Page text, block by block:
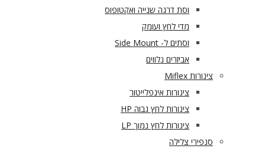
וסת דרגה שנייה ואקטופוס
מדי לחץ ועומק
וסתים ל- Side Mount
אביזרים נלווים
צינורות Miflex
צינורות אינפלייטור
צינורות לחץ גבוה HP
צינורות לחץ נמוך LP
סנפירי צלילה